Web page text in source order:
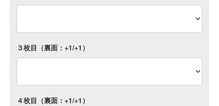
３枚目（裏面：+1/+1）
４枚目（裏面：+1/+1）